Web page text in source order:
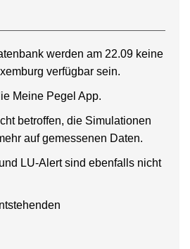
werden am 22.09 keine
verfügbar sein.
Meine Pegel App.
betroffen, die Simulationen
auf gemessenen Daten.
LU-Alert sind ebenfalls nicht